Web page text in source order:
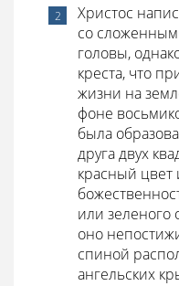
Христос
со
головы,
креста, что
жизни на
фоне
была
друга двух
красный цвет
или зеленого
оно
спиной
ангельских